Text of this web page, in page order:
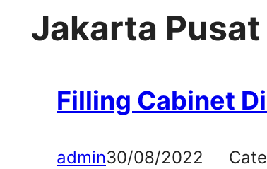
Jakarta Pusat
Filling Cabinet
admin30/08/2022